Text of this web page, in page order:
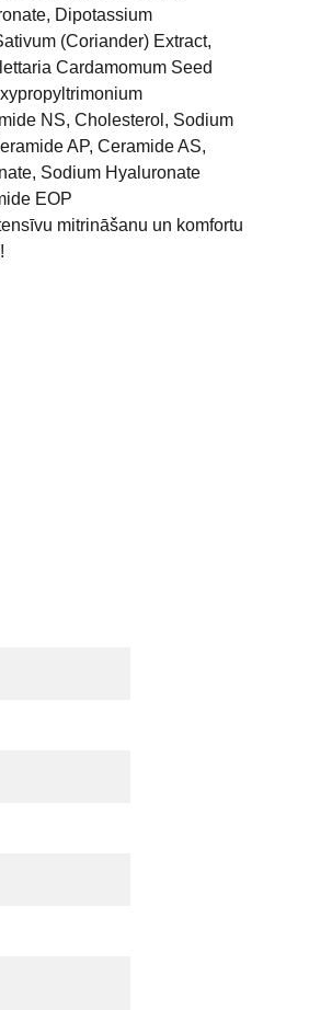
Dipotassium
(Coriander) Extract,
Cardamomum Seed
NS, Cholesterol, Sodium
AP, Ceramide AS,
Sodium Hyaluronate
EOP
mitrināšanu un komfortu